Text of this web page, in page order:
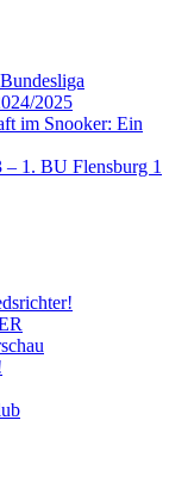
2025
im Snooker: Ein
– 1. BU Flensburg 1